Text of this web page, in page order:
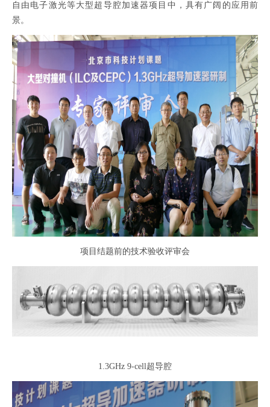
自由电子激光等大型超导腔加速器项目中，具有广阔的应用前
景。
项目结题前的技术验收评审会
1.3GHz 9-cell超导腔